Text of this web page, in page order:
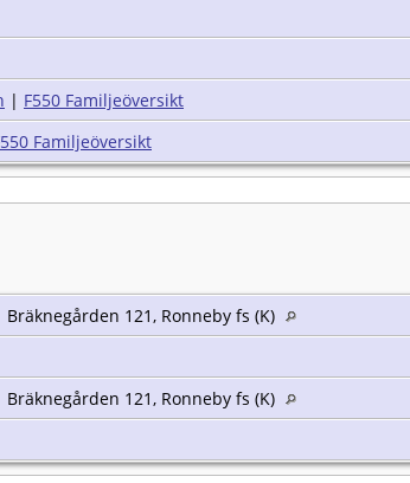
| F550 Familjeöversikt
Familjeöversikt
Bräknegården 121, Ronneby fs (K)
Bräknegården 121, Ronneby fs (K)